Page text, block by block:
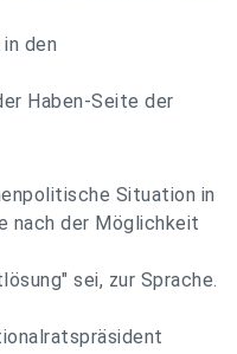
den
Haben-Seite der
Situation in
nach der Möglichkeit
sei, zur Sprache.